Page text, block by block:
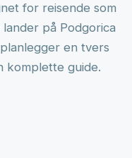
for reisende som
på Podgorica
en tvers
komplette guide.